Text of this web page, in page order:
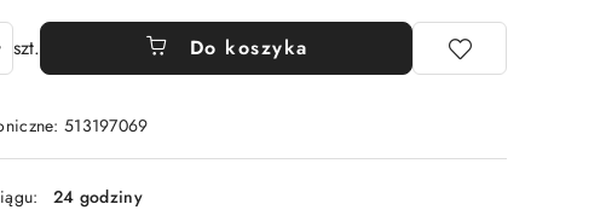
szt. Do koszyka
513197069
24 godziny